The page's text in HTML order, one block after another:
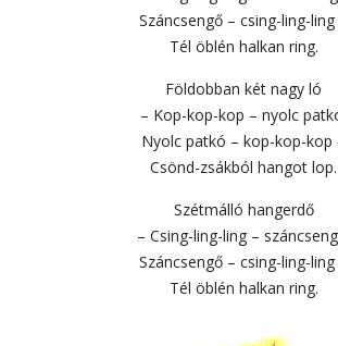
Száncsengő – csing-ling-ling
Tél öblén halkan ring.
Földobban két nagy ló
– Kop-kop-kop – nyolc
Nyolc patkó – kop-kop-kop
Csönd-zsákból hangot lop.
Szétmálló hangerdő
– Csing-ling-ling –
Száncsengő – csing-ling-ling
Tél öblén halkan ring.